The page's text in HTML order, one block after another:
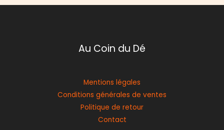
Au Coin du Dé
Mentions légales
Conditions générales de ventes
Politique de retour
Contact